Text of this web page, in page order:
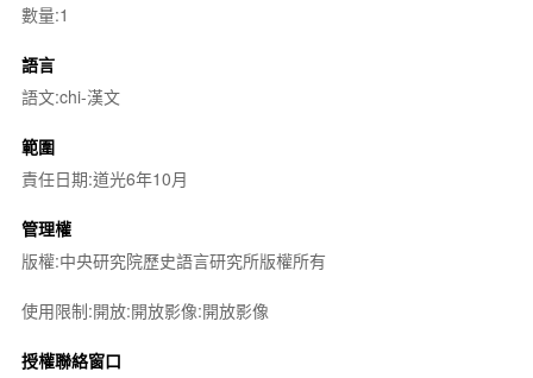
數量:1
語言
語文:chi-漢文
範圍
責任日期:道光6年10月
管理權
版權:中央研究院歷史語言研究所版權所有
使用限制:開放:開放影像:開放影像
授權聯絡窗口